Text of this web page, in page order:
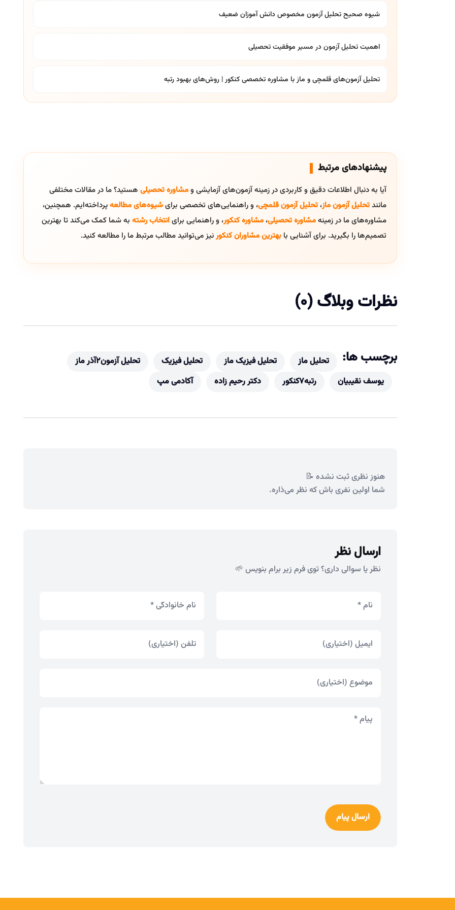
شیوه صحیح تحلیل آزمون مخصوص دانش آموزان ضعیف
اهمیت تحلیل آزمون در مسیر موفقیت تحصیلی
تحلیل آزمون‌های قلمچی و ماز با مشاوره تخصصی کنکور | روش‌های بهبود رتبه
پیشنهادهای مرتبط
آیا به دنبال اطلاعات دقیق و کاربردی در زمینه آزمون‌های آزمایشی ومشاوره تحصیلی هستید؟ ما در مقالات مختلفی
مانندتحلیل آزمون ماز، تحلیل آزمون قلمچی، و راهنمایی‌های تخصصی برایشیوه‌های مطالعهپرداخته‌ایم. همچنین،
مشاوره‌های ما در زمینهمشاوره تحصیلی، مشاوره کنکور، و راهنمایی برایانتخاب رشته به شما کمک می‌کند تا بهترین
تصمیم‌ها را بگیرید. برای آشنایی با بهترین مشاوران کنکورنیز می‌توانید مطالب مرتبط ما را مطالعه کنید.
نظرات وبلاگ (0)
برچسب ها: تحلیل ماز تحلیل فیزیک ماز تحلیل فیزیک
تحلیل آزمون2آذر ماز
یوسف نقیبیان
رتبه7کنکور دکتر رحیم زاده آکادمی مپ
هنوز نظری ثبت نشده 📝
شما اولین نفری باش که نظر می‌ذاره.
ارسال نظر
نظر یا سوالی داری؟ توی فرم زیر برام بنویس 🌱
ارسال پیام